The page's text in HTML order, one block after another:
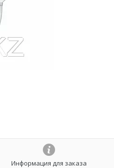
Информация для заказа